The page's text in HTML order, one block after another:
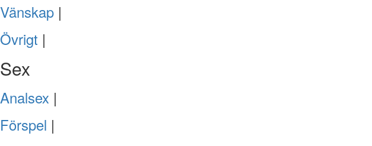
Vänskap |
Övrigt |
Sex
Analsex |
Förspel |